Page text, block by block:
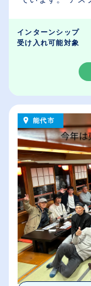
インターンシップ
受け入れ可能対象
能代市